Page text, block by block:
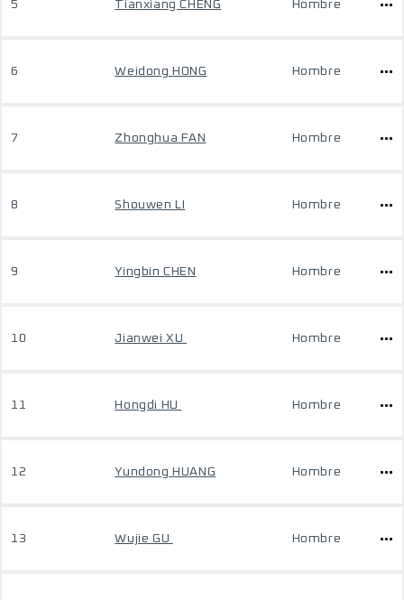
5 Tianxiang CHENG Hombre
6 Weidong HONG Hombre
7 Zhonghua FAN Hombre
8 Shouwen LI Hombre
9 Yingbin CHEN Hombre
10 Jianwei XU Hombre
11 Hongdi HU Hombre
12 Yundong HUANG Hombre
13 Wujie GU Hombre